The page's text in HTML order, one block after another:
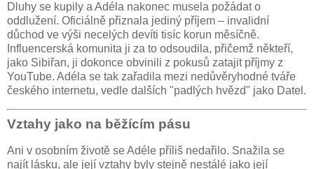
Dluhy se kupily a Adéla nakonec musela požádat o
oddlužení. Oficiálně přiznala jediný příjem – invalidní
důchod ve výši necelých devíti tisíc korun měsíčně.
Influencerská komunita ji za to odsoudila, přičemž někteří,
jako Sibiřan, ji dokonce obvinili z pokusů zatajit příjmy z
YouTube. Adéla se tak zařadila mezi nedůvěryhodné tváře
českého internetu, vedle dalších "padlých hvězd" jako Datel.
Vztahy jako na běžícím pásu
Ani v osobním životě se Adéle příliš nedařilo. Snažila se
najít lásku, ale její vztahy byly stejně nestálé jako její